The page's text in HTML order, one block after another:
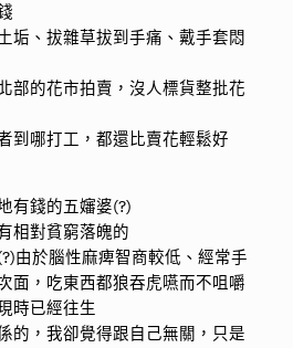
垢、拔雜草拔到手痛、戴手套悶
部的花市拍賣，沒人標貨整批花
到哪打工，都還比賣花輕鬆好
有錢的五嬸婆(?)
相對貧窮落魄的
由於腦性麻痺智商較低、經常手
面，吃東西都狼吞虎嚥而不咀嚼
時已經往生
的，我卻覺得跟自己無關，只是